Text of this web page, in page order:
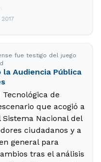
fue testigo del juego
la Audiencia Pública
de
que acogió a
Nacional del
ciudadanos y a
general para
tras el análisis